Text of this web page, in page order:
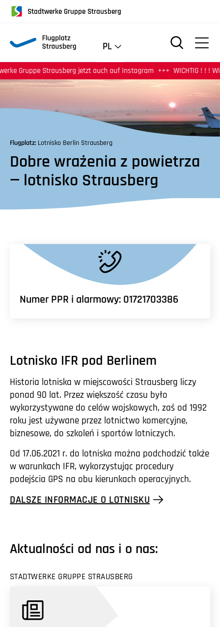
Screenreader
Navigation
der
Tabulatorentaste:
der
Stadtwerke Gruppe Strausberg
PL
Strausberg jetzt auch auf Instagram WICHTIG ! ! ! Wir haben
Flugplatz: Lotnisko Berlin Strausberg
Dobre wrażenia z powietrza
— lotnisko Strausberg
Numer PPR i alarmowy: 01721703386
Lotnisko IFR pod Berlinem
Historia lotniska w miejscowości Strausberg liczy
ponad 90 lat. Przez większość czasu było
wykorzystywane do celów wojskowych, zaś od 1992
roku jest używane przez lotnictwo komercyjne,
biznesowe, do szkoleń i sportów lotniczych.
Od 17.06.2021 r. do lotniska można podchodzić także
w warunkach IFR, wykorzystując procedury
podejścia GPS na obu kierunkach operacyjnych.
DALSZE INFORMACJE O LOTNISKU
Aktualności od nas i o nas:
STADTWERKE GRUPPE STRAUSBERG